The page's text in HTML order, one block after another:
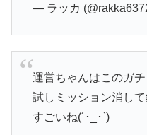
— ラッカ
運営ちゃんはこのガ
試しミッション消し
すごいね(´･_･`)